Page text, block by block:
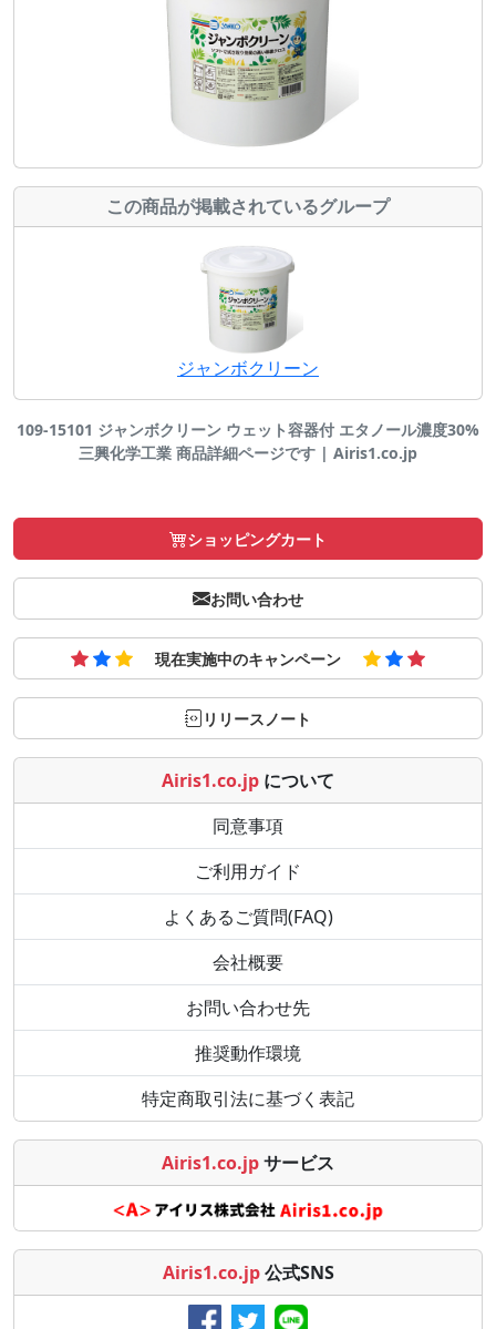
この商品が掲載されているグループ
ジャンボクリーン
109-15101 ジャンボクリーン ウェット容器付 エタノール濃度30%
三興化学工業 商品詳細ページです | Airis1.co.jp
ショッピングカート
お問い合わせ
現在実施中のキャンペーン
リリースノート
Airis1.co.jp について
同意事項
ご利用ガイド
よくあるご質問(FAQ)
会社概要
お問い合わせ先
推奨動作環境
特定商取引法に基づく表記
Airis1.co.jpサービス
Airis1.co.jp 公式SNS